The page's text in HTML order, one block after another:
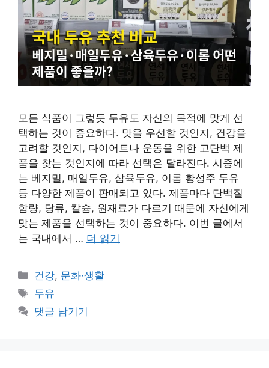
모든 식품이 그렇듯 두유도 자신의 목적에 맞게 선
택하는 것이 중요하다. 맛을 우선할 것인지, 건강을
고려할 것인지, 다이어트나 운동을 위한 고단백 제
품을 찾는 것인지에 따라 선택은 달라진다. 시중에
는 베지밀, 매일두유, 삼육두유, 이롬 황성주 두유
등 다양한 제품이 판매되고 있다. 제품마다 단백질
함량, 당류, 칼슘, 원재료가 다르기 때문에 자신에게
맞는 제품을 선택하는 것이 중요하다. 이번 글에서
는 국내에서 … 더 읽기
카
테
리
건강, 문화·생활
태
그
두유
댓글 남기기